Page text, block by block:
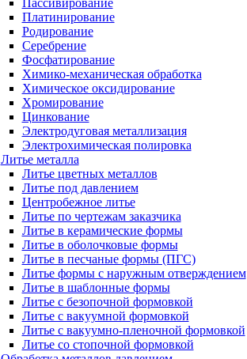
Пассивирование
Платинирование
Родирование
Серебрение
Фосфатирование
Химико-механическая обработка
Химическое оксидирование
Хромирование
Цинкование
Электродуговая металлизация
Электрохимическая полировка
Литье металла
Литье цветных металлов
Литье под давлением
Центробежное литье
Литье по чертежам заказчика
Литье в керамические формы
Литье в оболочковые формы
Литье в песчаные формы (ПГС)
Литье формы с наружным отверждением
Литье в шаблонные формы
Литье с безопочной формовкой
Литье с вакуумной формовкой
Литье с вакуумно-пленочной формовкой
Литье со стопочной формовкой